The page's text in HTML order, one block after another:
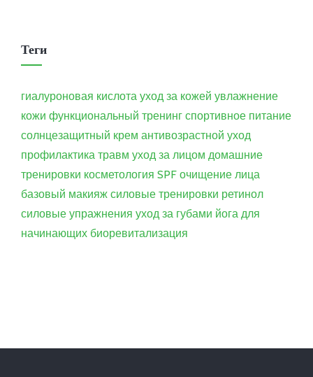
Теги
гиалуроновая кислота уход за кожей увлажнение
кожи функциональный тренинг спортивное питание
солнцезащитный крем антивозрастной уход
профилактика травм уход за лицом домашние
тренировки косметология SPF очищение лица
базовый макияж силовые тренировки ретинол
силовые упражнения уход за губами йога для
начинающих биоревитализация